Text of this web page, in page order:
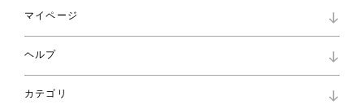
マイページ
ロイヤリティプログラム
パスワード再設定
ショッピングバッグ
ヘルプ
お問い合わせ
カテゴリ